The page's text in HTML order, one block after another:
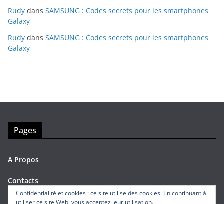
Rudy dans SAMSUNG : Codes secrets pour les smartphones
Galaxy
Rudy dans SAMSUNG : Codes secrets pour les smartphones
Galaxy
Pages
A Propos
Contacts
Confidentialité et cookies : ce site utilise des cookies. En continuant à
utiliser ce site Web, vous acceptez leur utilisation.